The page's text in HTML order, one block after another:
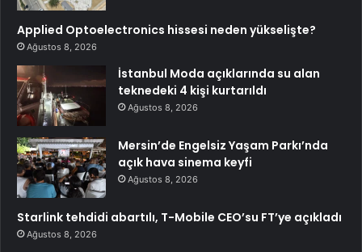
Applied Optoelectronics hissesi neden yükselişte?
Ağustos 8, 2026
İstanbul Moda açıklarında su alan
teknedeki 4 kişi kurtarıldı
Ağustos 8, 2026
Mersin’de Engelsiz Yaşam Parkı’nda
açık hava sinema keyfi
Ağustos 8, 2026
Starlink tehdidi abartılı, T-Mobile CEO’su FT’ye açıkladı
Ağustos 8, 2026